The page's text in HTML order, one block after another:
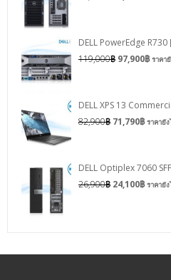
DELL PowerEdge R730
119,000฿ 97,900฿ ราคา
DELL XPS 13
82,900฿ 71,790฿ ราคายั
DELL Optiplex 7060
26,900฿ 24,100฿ ราคายั